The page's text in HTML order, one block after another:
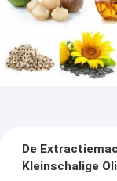
De
Kleinschalige